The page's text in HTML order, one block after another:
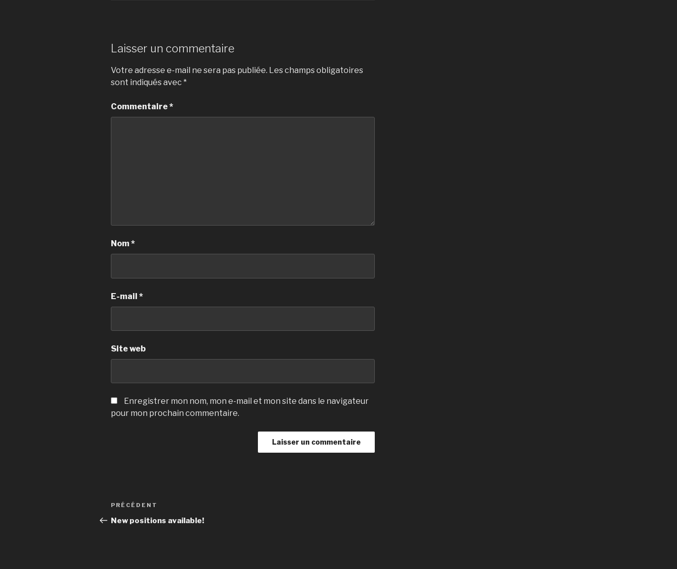
Laisser un commentaire
Votre adresse e-mail ne sera pas publiée. Les champs obligatoires
sont indiqués avec *
Commentaire*
Nom*
E-mail *
Site web
Enregistrer mon nom, mon e-mail et mon site dans le navigateur
pour mon prochain commentaire.
Navigation
de
Article
précédent
PRÉCÉDENT
New positions available!